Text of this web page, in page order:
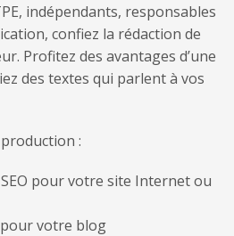
indépendants, responsables
confiez la rédaction de
Profitez des avantages d’une
des textes qui parlent à vos
:
pour votre site Internet ou
votre blog